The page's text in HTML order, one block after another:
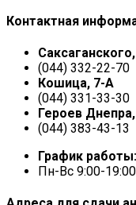
Контактная
(044) 332-22-70
Кошица, 7-А
(044) 331-33-30
Героев
(044) 383-43-13
График работы:
Пн-Вс 9:00-19:00